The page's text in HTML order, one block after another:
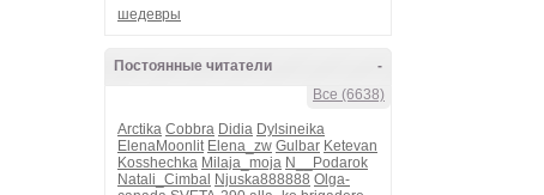
шедевры
-
Постоянные читатели
Все (6638)
Arctika Cobbra Didia Dylsineika
ElenaMoonlit Elena_zw Gulbar Ketevan
Kosshechka Milaja_moja N__Podarok
Natali_Cimbal Njuska888888 Olga-